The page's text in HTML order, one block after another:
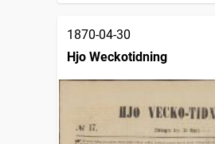
1870-04-30
Hjo Weckotidning